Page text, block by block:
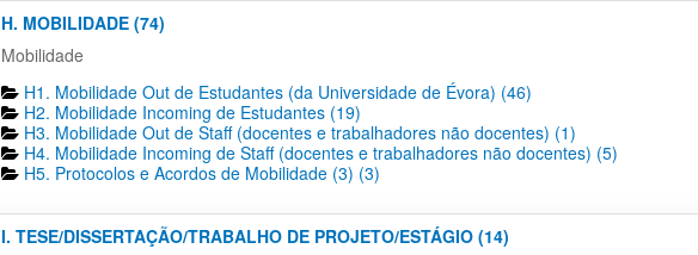
H. MOBILIDADE (74)
Mobilidade
H1. Mobilidade Out de Estudantes (da Universidade de Évora) (46)
H2. Mobilidade Incoming de Estudantes (19)
H3. Mobilidade Out de Staff (docentes e trabalhadores não docentes) (1)
H4. Mobilidade Incoming de Staff (docentes e trabalhadores não docentes) (5)
H5. Protocolos e Acordos de Mobilidade (3) (3)
I. TESE/DISSERTAÇÃO/TRABALHO DE PROJETO/ESTÁGIO (14)